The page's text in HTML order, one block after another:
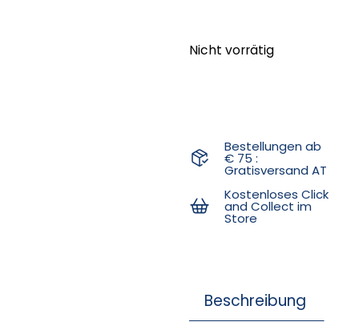
Nicht vorrätig
Bestellungen ab
€ 75 :
Gratisversand AT
Kostenloses Click
and Collect im
Store
Beschreibung